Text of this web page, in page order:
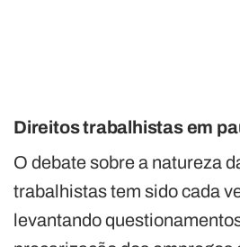
Direitos trabalhistas em
O debate sobre a natureza
trabalhistas tem sido cada
levantando